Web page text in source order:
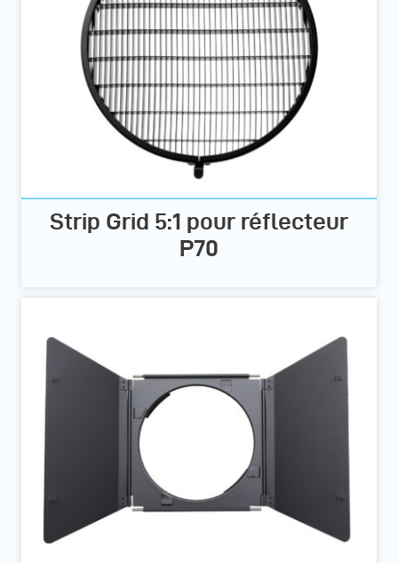
Strip Grid 5:1 pour réflecteur
P70